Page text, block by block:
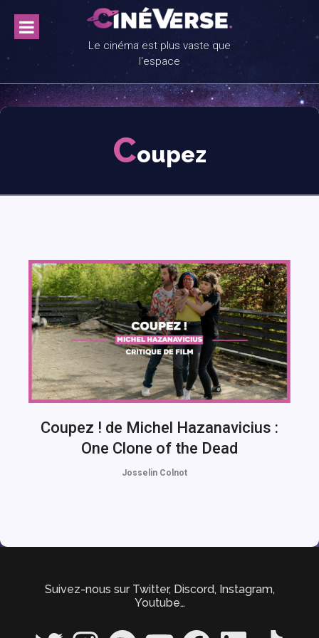
content
Le cinéma est plus vaste que
l'espace
Coupez
Coupez ! de Michel Hazanavicius :
One Clone of the Dead
Josselin Colnot
Suivez-nous sur Twitter, Discord, Instagram,
Youtube…
Twitter InstagramSpotify YouTube FacebookLinkedIn TikTok